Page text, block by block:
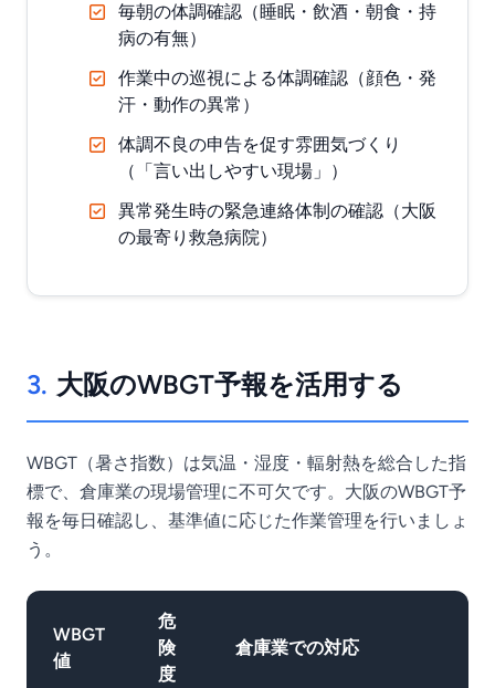
毎朝の体調確認（睡眠・飲酒・朝食・持
病の有無）
作業中の巡視による体調確認（顔色・発
汗・動作の異常）
体調不良の申告を促す雰囲気づくり
（「言い出しやすい現場」）
異常発生時の緊急連絡体制の確認（大阪
の最寄り救急病院）
3. 大阪のWBGT予報を活用する
WBGT（暑さ指数）は気温・湿度・輻射熱を総合した指
標で、倉庫業の現場管理に不可欠です。大阪のWBGT予
報を毎日確認し、基準値に応じた作業管理を行いましょ
う。
WBGT
値
危
険
度
倉庫業での対応